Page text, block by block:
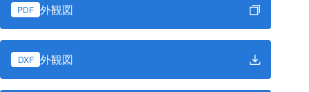
PDF 外観図
DXF 外観図